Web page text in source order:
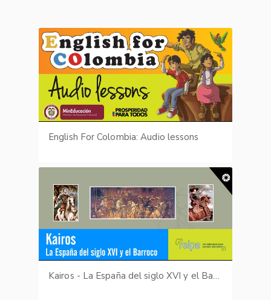
English For Colombia: Audio lessons
Kairos - La España del siglo XVI y el Barroco